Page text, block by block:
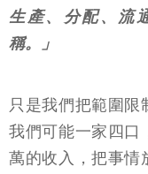
生產、分配、流
稱。」
只是我們把範圍
我們可能一家四口
萬的收入，把事情